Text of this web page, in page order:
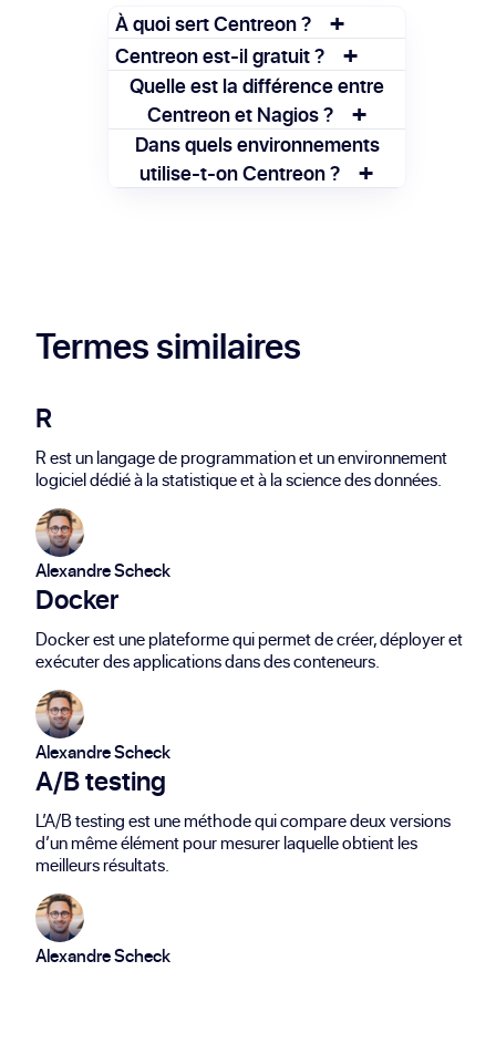
À quoi sert Centreon ? +
Centreon permet de surveiller les
équipements informatiques, détecter les
pannes et analyser les performances d’un
système IT global.
Centreon est-il gratuit ? +
Oui, Centreon propose une version open
source gratuite. Des versions payantes
existent avec des fonctionnalités
avancées.
Quelle est la différence entre
Centreon et Nagios ?
+
Centreon est basé sur Nagios, mais offre
une interface plus moderne, des
fonctionnalités de reporting et une
Dans quels environnements
utilise-t-on Centreon ?
+
Termes similaires
R
R est un langage de programmation et un environnement
logiciel dédié à la statistique et à la science des données.
Alexandre Scheck
Docker
Docker est une plateforme qui permet de créer, déployer et
exécuter des applications dans des conteneurs.
Alexandre Scheck
A/B testing
L’A/B testing est une méthode qui compare deux versions
d’un même élément pour mesurer laquelle obtient les
meilleurs résultats.
Alexandre Scheck